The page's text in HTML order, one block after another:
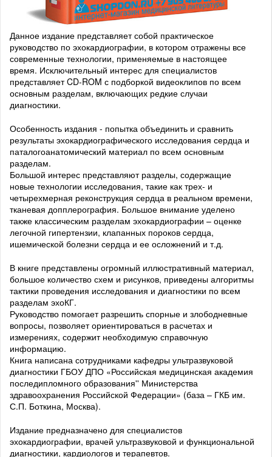
Данное издание представляет собой практическое
руководство по эхокардиографии, в котором отражены все
современные технологии, применяемые в настоящее
время. Исключительный интерес для специалистов
представляет CD-ROM с подборкой видеоклипов по всем
основным разделам, включающих редкие случаи
диагностики.
Особенность издания - попытка объединить и сравнить
результаты эхокардиографического исследования сердца и
паталогоанатомический материал по всем основным
разделам.
Большой интерес представляют разделы, содержащие
новые технологии исследования, такие как трех- и
четырехмерная реконструкция сердца в реальном времени,
тканевая допплерография. Большое внимание уделено
также классическим разделам эхокардиографии – оценке
легочной гипертензии, клапанных пороков сердца,
ишемической болезни сердца и ее осложнений и т.д.
В книге представлены огромный иллюстративный материал,
большое количество схем и рисунков, приведены алгоритмы
тактики проведения исследования и диагностики по всем
разделам эхоКГ.
Руководство помогает разрешить спорные и злободневные
вопросы, позволяет ориентироваться в расчетах и
измерениях, содержит необходимую справочную
информацию.
Книга написана сотрудниками кафедры ультразвуковой
диагностики ГБОУ ДПО «Российская медицинская академия
последипломного образования'' Министерства
здравоохранения Российской Федерации» (база – ГКБ им.
С.П. Боткина, Москва).
Издание предназначено для специалистов
эхокардиографии, врачей ультразвуковой и функциональной
диагностики, кардиологов и терапевтов.